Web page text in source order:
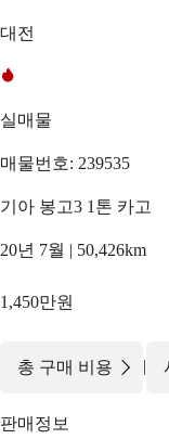
대전
실매물
매물번호: 239535
기아 봉고3 1톤 카고
20년 7월 | 50,426km
1,450만원
총 구매 비용 |
판매정보